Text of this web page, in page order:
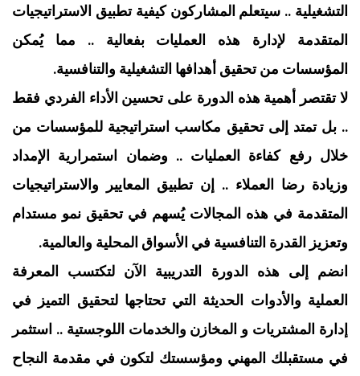
التشغيلية .. سيتعلم المشاركون كيفية تطبيق الاستراتيجيات
المتقدمة لإدارة هذه العمليات بفعالية .. مما يُمكن
المؤسسات من تحقيق أهدافها التشغيلية والتنافسية.
لا تقتصر أهمية هذه الدورة على تحسين الأداء الفردي فقط
.. بل تمتد إلى تحقيق مكاسب استراتيجية للمؤسسات من
خلال رفع كفاءة العمليات .. وضمان استمرارية الإمداد
وزيادة رضا العملاء .. إن تطبيق المعايير والاستراتيجيات
المتقدمة في هذه المجالات يُسهم في تحقيق نمو مستدام
وتعزيز القدرة التنافسية في الأسواق المحلية والعالمية.
انضم إلى هذه الدورة التدريبية الآن لتكتسب المعرفة
العملية والأدوات الحديثة التي تحتاجها لتحقيق التميز في
إدارة المشتريات و المخازن والخدمات اللوجستية .. استثمر
في مستقبلك المهني ومؤسستك لتكون في مقدمة النجاح